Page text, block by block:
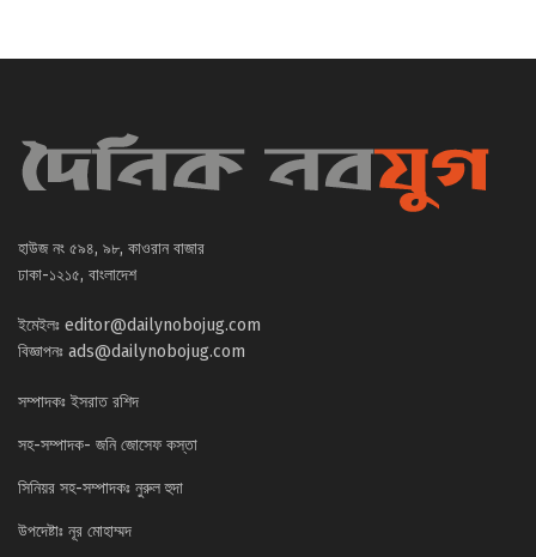
হাউজ নং ৫৯৪, ৯৮, কাওরান বাজার
ঢাকা-১২১৫, বাংলাদেশ
ইমেইলঃ editor@dailynobojug.com
বিজ্ঞাপনঃ ads@dailynobojug.com
সম্পাদকঃ ইসরাত রশিদ
সহ-সম্পাদক- জনি জোসেফ কস্তা
সিনিয়র সহ-সম্পাদকঃ নুরুল হুদা
উপদেষ্টাঃ নূর মোহাম্মদ